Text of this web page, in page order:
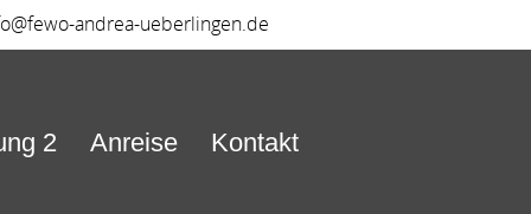
andrea-ueberlingen.de
2 Anreise Kontakt